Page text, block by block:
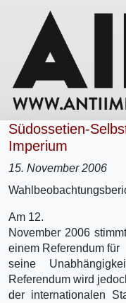
Südossetien-
Imperium
15. November 2006
Am 12.
November 2006
einem Referendum für
seine
Referendum wird
der internationalen